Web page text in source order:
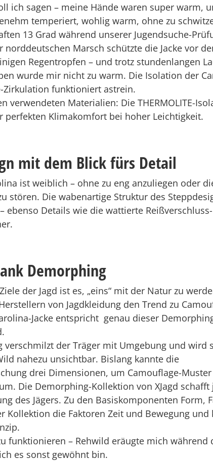
ich sagen – meine Hände waren super warm,
temperiert, wohlig warm, ohne zu
13 Grad während unserer Jugendsuche-
Marsch schützte die Jacke vor
Regentropfen – und trotz stundenlangen
wurde mir nicht zu warm. Die Isolation der
Zirkulation funktioniert astrein.
verwendeten Materialien: Die THERMOLITE-
perfekten Klimakomfort bei hoher Leichtigkeit.
mit dem Blick fürs Detail
ist weiblich – ohne zu eng anzuliegen oder
stören. Die wabenartige Struktur des
ebenso Details wie die wattierte
Demorphing
der Jagd ist es, „eins“ mit der Natur zu
von Jagdkleidung den Trend zu
Jacke entspricht genau dieser
verschmilzt der Träger mit Umgebung und wird
nahezu unsichtbar. Bislang kannte die
drei Dimensionen, um Camouflage-
Die Demorphing-Kollektion von XJagd
des Jägers. Zu den Basiskomponenten Form,
Kollektion die Faktoren Zeit und Bewegung
funktionieren – Rehwild eräugte mich während
es sonst gewöhnt bin.